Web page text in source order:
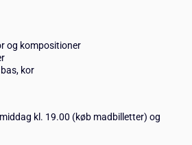
og kompositioner
kor
kl. 19.00 (køb madbilletter) og